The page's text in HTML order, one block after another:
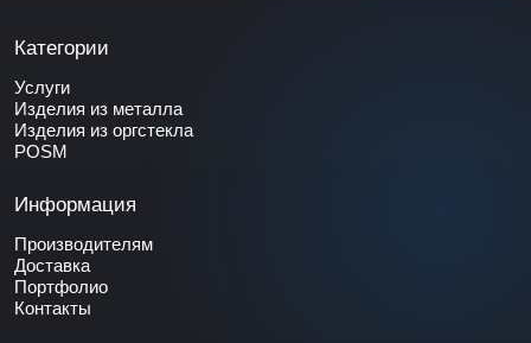
Категории
Услуги
Изделия из металла
Изделия из оргстекла
POSM
Информация
Производителям
Доставка
Портфолио
Контакты